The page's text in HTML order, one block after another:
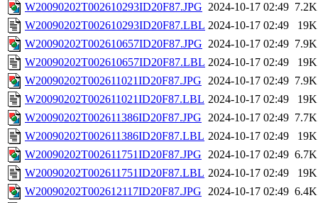
W20090202T002610293ID20F87.JPG 2024-10-17 02:49 7.2K
W20090202T002610293ID20F87.LBL 2024-10-17 02:49
19K
W20090202T002610657ID20F87.JPG 2024-10-17 02:49 7.9K
W20090202T002610657ID20F87.LBL 2024-10-17 02:49
19K
W20090202T002611021ID20F87.JPG 2024-10-17 02:49 7.9K
W20090202T002611021ID20F87.LBL 2024-10-17 02:49
19K
W20090202T002611386ID20F87.JPG 2024-10-17 02:49 7.7K
W20090202T002611386ID20F87.LBL 2024-10-17 02:49
19K
W20090202T002611751ID20F87.JPG 2024-10-17 02:49 6.7K
W20090202T002611751ID20F87.LBL 2024-10-17 02:49
19K
W20090202T002612117ID20F87.JPG 2024-10-17 02:49 6.4K